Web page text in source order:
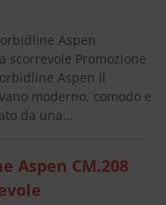
Aspen
scorrevole Promozione
Aspen Il
moderno, comodo e
da una…
Aspen CM.208